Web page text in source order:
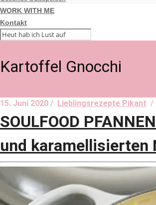
WORK WITH ME
Kontakt
Kartoffel Gnocchi
15. Juni 2020 / Lieblingsrezepte Pikant /
SOULFOOD
und karamellisierten